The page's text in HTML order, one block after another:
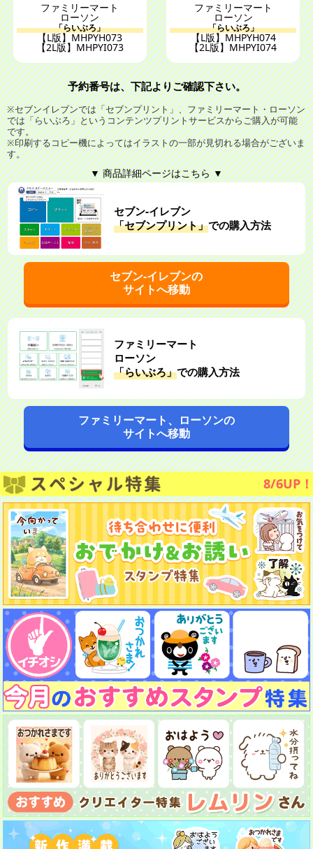
ファミリーマート
ローソン
「らいぶろ」
【L版】MHPYH073
【2L版】MHPYI073
ファミリーマート
ローソン
「らいぶろ」
【L版】MHPYH074
【2L版】MHPYI074
予約番号は、下記よりご確認下さい。
※セブンイレブンでは「セブンプリント」、ファミリーマート・ローソン
では「らいぶろ」というコンテンツプリントサービスからご購入が可能
です。
※印刷するコピー機によってはイラストの一部が見切れる場合がございま
す。
▼ 商品詳細ページはこちら ▼
セブン‐イレブン
「セブンプリント」での購入方法
セブン‐イレブンの
サイトへ移動
ファミリーマート
ローソン
「らいぶろ」での購入方法
ファミリーマート、ローソンの
サイトへ移動
8/6UP！